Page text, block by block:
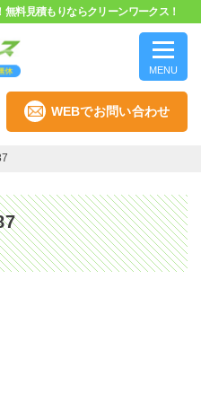
料見積もりならクリーンワークス！
MENU
WEBでお問い合わせ